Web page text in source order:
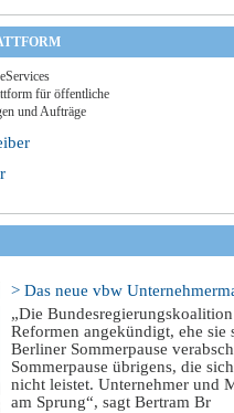
für öffentliche
und Aufträge
> Das neue vbw
„Die
Reformen angekündigt, ehe sie
Berliner Sommerpause
Sommerpause übrigens, die
nicht leistet. Unternehmer und
am Sprung“, sagt Bertram Br